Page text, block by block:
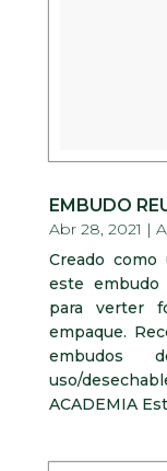
EMBUDO
Abr 28, 2021 |
Creado como
este
para verter
empaque.
uso/
ACADEMIA